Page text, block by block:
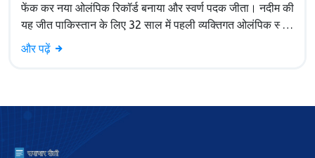
फेंक कर नया ओलंपिक रिकॉर्ड बनाया और स्वर्ण पदक जीता। नदीम की
यह जीत पाकिस्तान के लिए 32 साल में पहली व्यक्तिगत ओलंपिक स्वर्ण
पदक थी। चोपड़ा तीसरे भारतीय एथलीट बन गए, जिन्होंने दो अलग-
अलग ओलंपिक में व्यक्तिगत पदक जीते हैं।
और पढ़ें